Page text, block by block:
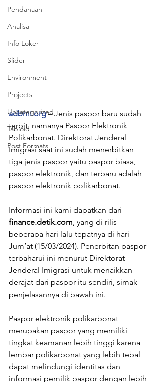
Pendanaan
Analisa
Info Loker
Slider
Environment
Projects
Uncategorized
Tabloid
Post Formats
adbmi.org – Jenis paspor baru sudah
terbit, namanya Paspor Elektronik
Polikarbonat. Direktorat Jenderal
Imigrasi saat ini sudah menerbitkan
tiga jenis paspor yaitu paspor biasa,
paspor elektronik, dan terbaru adalah
paspor elektronik polikarbonat.
Informasi ini kami dapatkan dari
finance.detik.com , yang di rilis
beberapa hari lalu tepatnya di hari
Jum’at (15/03/2024). Penerbitan paspor
terbaharui ini menurut Direktorat
Jenderal Imigrasi untuk menaikkan
derajat dari paspor itu sendiri, simak
penjelasannya di bawah ini.
Paspor elektronik polikarbonat
merupakan paspor yang memiliki
tingkat keamanan lebih tinggi karena
lembar polikarbonat yang lebih tebal
dapat melindungi identitas dan
informasi pemilik paspor dengan lebih